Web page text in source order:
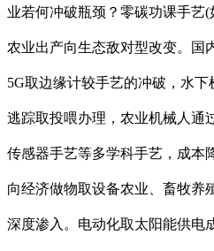
业若何冲破瓶颈？零碳功课手艺
农业出产向生态敌对型改变。国
5G取边缘计较手艺的冲破，水
逃踪取投喂办理，农业机械人通
传感器手艺等多学科手艺，成本
向经济做物取设备农业、畜牧养
深度渗入。电动化取太阳能供电